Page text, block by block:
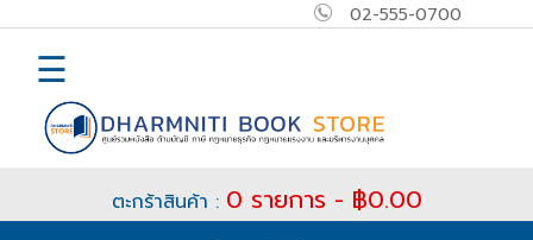
02-555-0700
MAIN
MENU
E-
☰
ตะกร้าสินค้า : 0 รายการ - ฿0.00
×